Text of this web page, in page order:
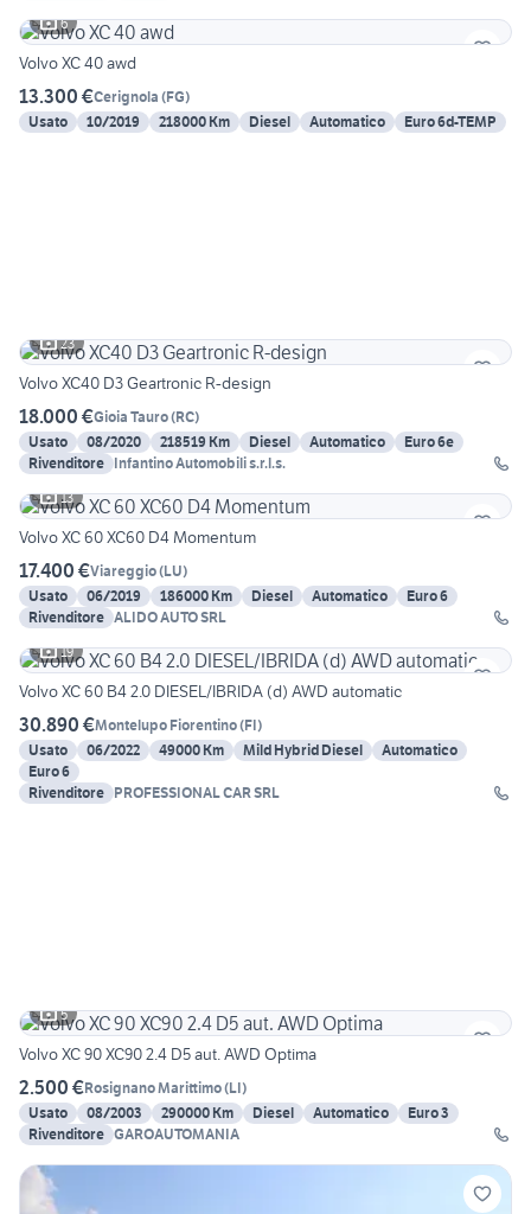
6
Volvo XC 40 awd
13.300 €Cerignola (FG)
Usato
10/2019 218000 Km Diesel Automatico Euro 6d-TEMP
23
Volvo XC40 D3 Geartronic R-design
18.000 €Gioia Tauro(RC)
Usato
08/2020 218519 Km Diesel Automatico
Euro 6e
Rivenditore Infantino Automobili s.r.l.s.
13
Volvo XC 60 XC60 D4 Momentum
17.400 €Viareggio(LU)
Usato
06/2019 186000 Km Diesel Automatico
Euro 6
Rivenditore ALIDO AUTO SRL
19
Volvo XC 60 B4 2.0 DIESEL/IBRIDA (d) AWD automatic
30.890 €Montelupo Fiorentino(FI)
Usato
06/2022 49000 Km Mild Hybrid Diesel
Automatico
Euro 6
Rivenditore
PROFESSIONAL CAR SRL
5
Volvo XC 90 XC90 2.4 D5 aut. AWD Optima
2.500 €Rosignano Marittimo(LI)
Usato
08/2003 290000 Km Diesel Automatico
Euro 3
Rivenditore GAROAUTOMANIA